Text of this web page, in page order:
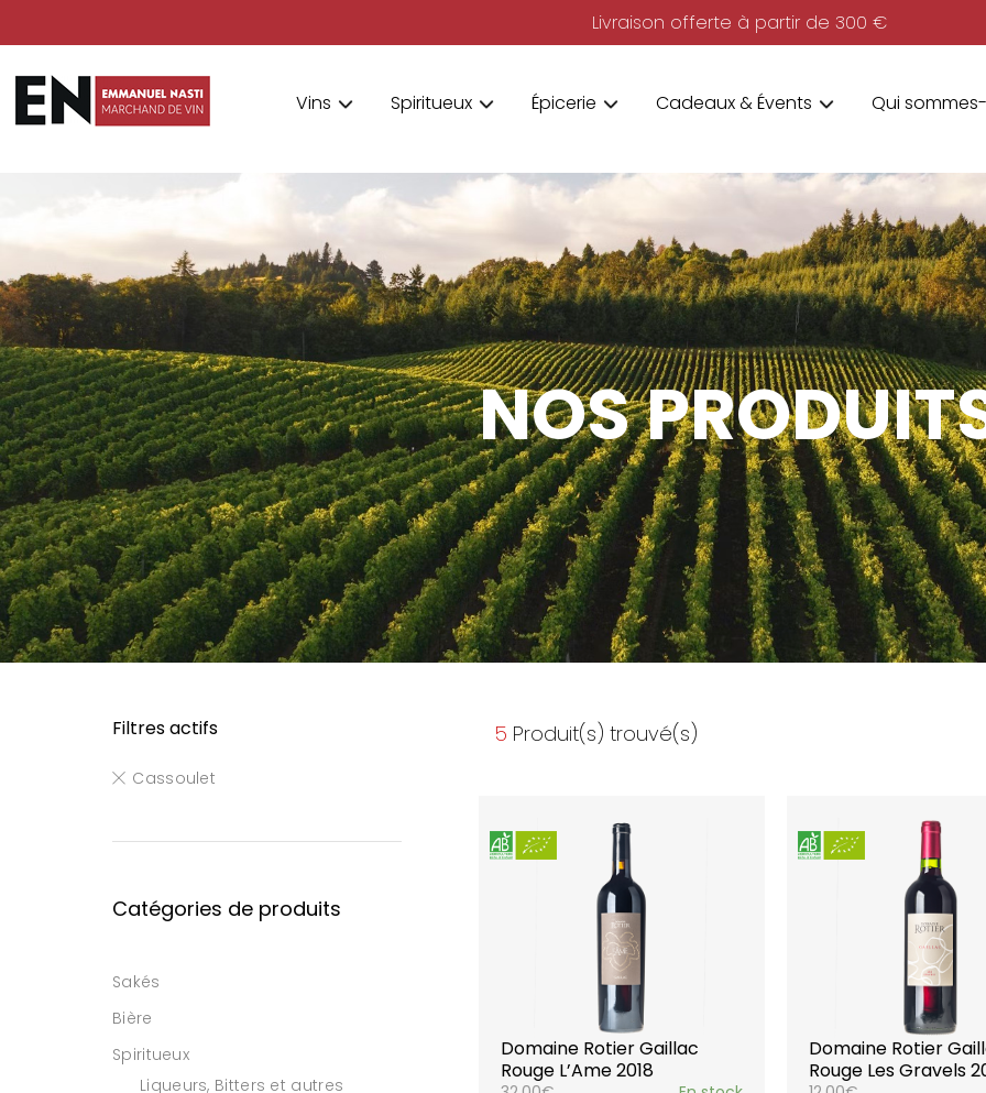
Livraison offerte à partir de 300 €
Vins Spiritueux Épicerie Cadeaux & Évents Qui
NOS
5 Produit(s) trouvé(s)
Domaine Rotier Gaillac
Rouge L’Ame 2018
Domaine Rotier
Rouge Les Gravels
Filtres actifs
Cassoulet
Catégories de produits
Sakés
Bière
Spiritueux
Liqueurs, Bitters et autres